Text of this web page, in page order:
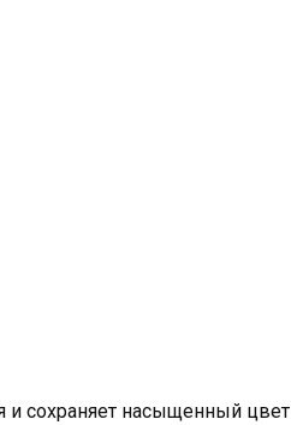
сохраняет насыщенный цвет